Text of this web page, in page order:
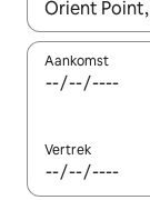
Wanneer er
Aankomst
Vertrek